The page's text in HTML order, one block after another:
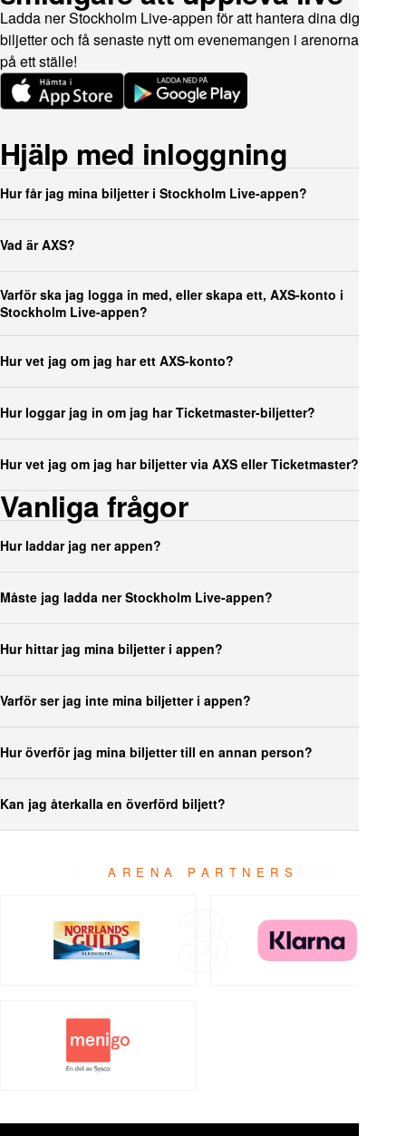
Ladda ner Stockholm Live-appen för att hantera dina digitala
biljetter och få senaste nytt om evenemangen i arenorna. Allt
på ett ställe!
Hjälp med inloggning
Hur får jag mina biljetter i Stockholm Live-appen?
Vad är AXS?
Varför ska jag logga in med, eller skapa ett, AXS-konto i
Stockholm Live-appen?
Hur vet jag om jag har ett AXS-konto?
Hur loggar jag in om jag har Ticketmaster-biljetter?
Hur vet jag om jag har biljetter via AXS eller Ticketmaster?
Vanliga frågor
Hur laddar jag ner appen?
Måste jag ladda ner Stockholm Live-appen?
Hur hittar jag mina biljetter i appen?
Varför ser jag inte mina biljetter i appen?
Hur överför jag mina biljetter till en annan person?
Kan jag återkalla en överförd biljett?
ARENA PARTNERS